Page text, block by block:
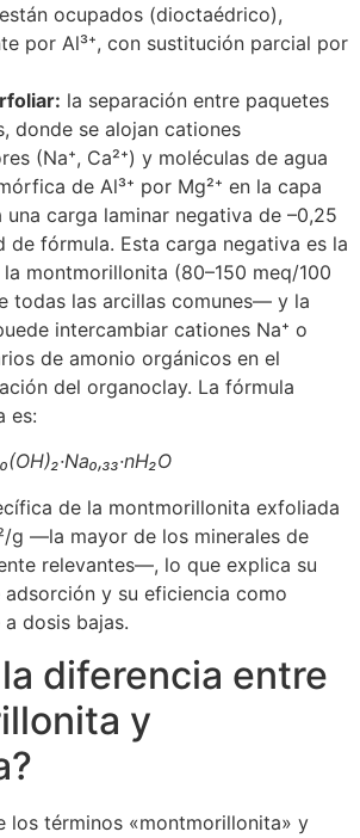
ocupados (dioctaédrico),
por Al³⁺, con sustitución parcial por
la separación entre paquetes
donde se alojan cationes
(Na⁺, Ca²⁺) y moléculas de agua
de Al³⁺ por Mg²⁺ en la capa
carga laminar negativa de –0,25
de fórmula. Esta carga negativa es la
montmorillonita (80–150 meq/100
todas las arcillas comunes— y la
intercambiar cationes Na⁺ o
de amonio orgánicos en el
del organoclay. La fórmula
es:
de la montmorillonita exfoliada
g —la mayor de los minerales de
relevantes—, lo que explica su
y su eficiencia como
dosis bajas.
diferencia entre
y
los términos «montmorillonita» y